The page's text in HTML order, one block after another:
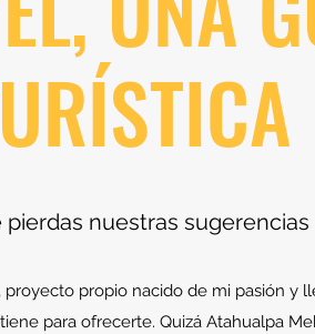
pierdas nuestras sugerencias
proyecto propio nacido de mi pasión y
para ofrecerte. Quizá Atahualpa